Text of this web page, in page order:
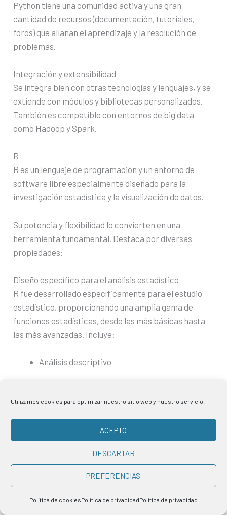
Utilizamos cookies para optimizar nuestro sitio web y nuestro servicio.
ACEPTO
DESCARTAR
PREFERENCIAS
Política de cookiesPolítica de privacidadPolítica de privacidad
Python tiene una comunidad activa y una gran
cantidad de recursos (documentación, tutoriales,
foros) que allanan el aprendizaje y la resolución de
problemas.
Integración y extensibilidad
Se integra bien con otras tecnologías y lenguajes, y se
extiende con módulos y bibliotecas personalizados.
También es compatible con entornos de big data
como Hadoop y Spark.
R
R es un lenguaje de programación y un entorno de
software libre especialmente diseñado para la
investigación estadística y la visualización de datos.
Su potencia y flexibilidad lo convierten en una
herramienta fundamental. Destaca por diversas
propiedades:
Diseño específico para el análisis estadístico
R fue desarrollado específicamente para el estudio
estadístico, proporcionando una amplia gama de
funciones estadísticas, desde las más básicas hasta
las más avanzadas. Incluye:
Análisis descriptivo
Análisis de varianza (ANOVA)
Análisis multivariante